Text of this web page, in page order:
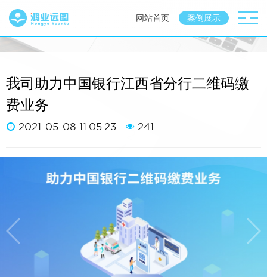
网站首页 案例展示
我司助力中国银行江西省分行二维码缴
费业务
2021-05-08 11:05:23 241